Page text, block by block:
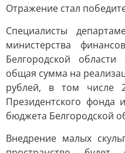
Отражение стал
Специалисты
министерства
Белгородской
общая сумма на
рублей, в том числе
Президентского фонда
бюджета Белгородской
Внедрение малых